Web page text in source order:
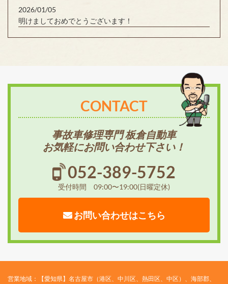
2026/01/05
明けましておめでとうございます！
CONTACT
事故車修理専門 板倉自動車
お気軽にお問い合わせ下さい！
052-389-5752
受付時間 09:00〜19:00(日曜定休)
お問い合わせはこちら
営業地域：【愛知県】名古屋市（港区、中川区、熱田区、中区）、海部郡、